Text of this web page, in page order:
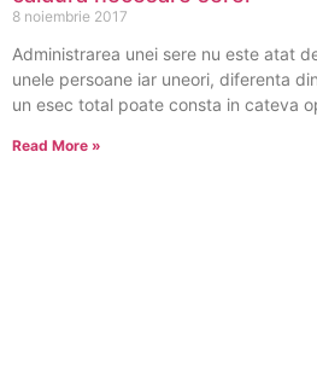
8 noiembrie 2017
Administrarea unei sere nu este atat
unele persoane iar uneori, diferenta
un esec total poate consta in cateva
Read More »